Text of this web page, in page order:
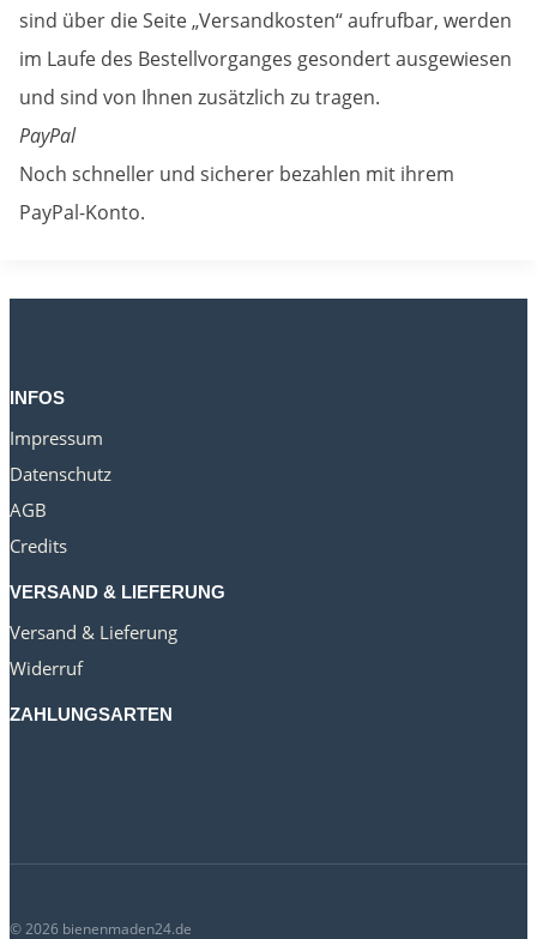
sind über die Seite „Versandkosten“ aufrufbar, werden
im Laufe des Bestellvorganges gesondert ausgewiesen
und sind von Ihnen zusätzlich zu tragen.
PayPal
Noch schneller und sicherer bezahlen mit ihrem
PayPal-Konto.
INFOS
Impressum
Datenschutz
AGB
Credits
VERSAND & LIEFERUNG
Versand & Lieferung
Widerruf
ZAHLUNGSARTEN
© 2026 bienenmaden24.de